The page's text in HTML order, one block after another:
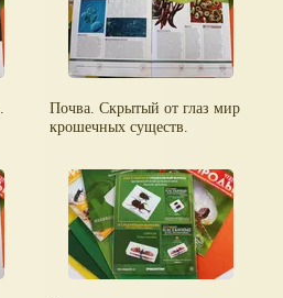
Почва. Скрытый от глаз мир
крошечных существ.